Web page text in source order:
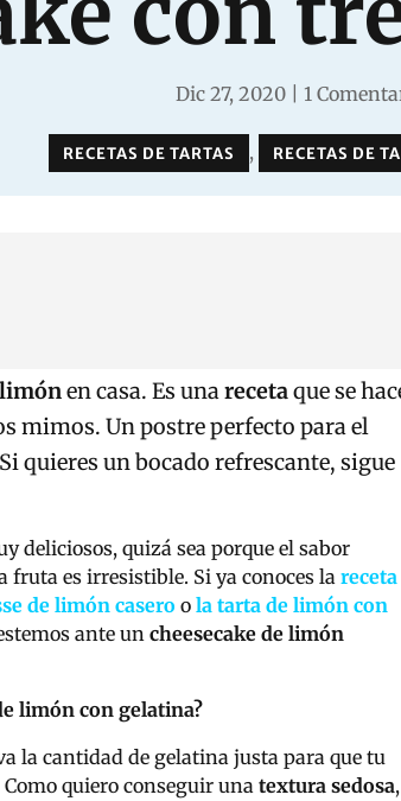
Dic 27, 2020 1
RECETAS DE TARTAS , RECETAS DE
limónen casa. Es unareceta que se
mimos. Un postre perfecto para el
quieres un bocado refrescante, sigue
deliciosos, quizá sea porque el sabor
fruta es irresistible. Si ya conoces lareceta
de limón casero ola tarta de limón con
ante uncheesecake de limón
limón con gelatina?
la cantidad de gelatina justa para que tu
Como quiero conseguir unatextura sedosa,